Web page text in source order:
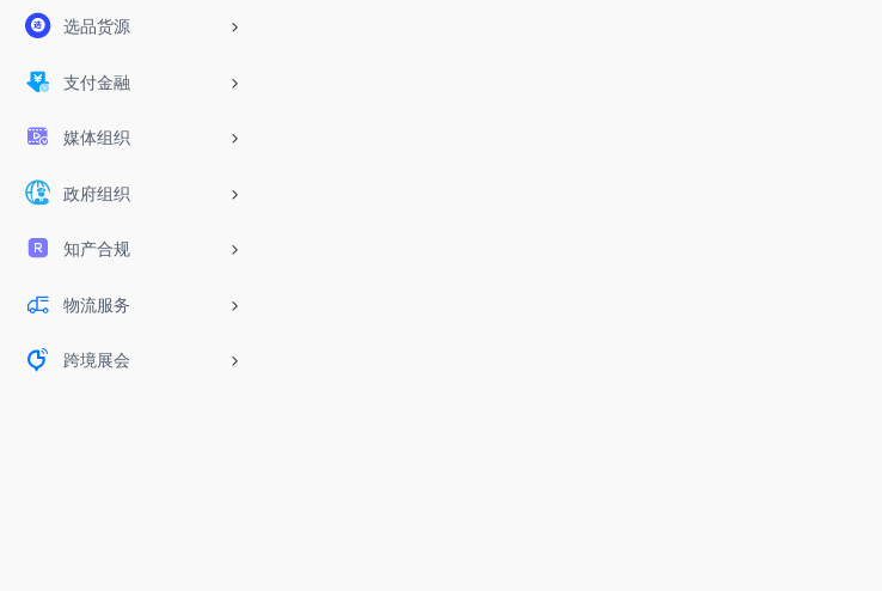
选品货源
支付金融
媒体组织
政府组织
知产合规
物流服务
跨境展会